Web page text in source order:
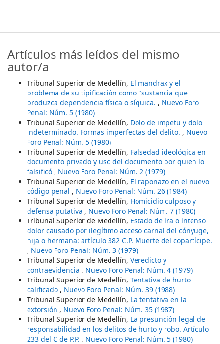
Artículos más leídos del mismo
autor/a
Tribunal Superior de Medellín, El mandrax y el
problema de su tipificación como "sustancia que
produzca dependencia física o síquica. , Nuevo Foro
Penal: Núm. 5 (1980)
Tribunal Superior de Medellín, Dolo de impetu y dolo
indeterminado. Formas imperfectas del delito. , Nuevo
Foro Penal: Núm. 5 (1980)
Tribunal Superior de Medellín, Falsedad ideológica en
documento privado y uso del documento por quien lo
falsificó , Nuevo Foro Penal: Núm. 2 (1979)
Tribunal Superior de Medellín, El raponazo en el nuevo
código penal , Nuevo Foro Penal: Núm. 26 (1984)
Tribunal Superior de Medellín, Homicidio culposo y
defensa putativa , Nuevo Foro Penal: Núm. 7 (1980)
Tribunal Superior de Medellín, Estado de ira o intenso
dolor causado por ilegítimo acceso carnal del cónyuge,
hija o hermana: artículo 382 C.P. Muerte del copartícipe.
, Nuevo Foro Penal: Núm. 3 (1979)
Tribunal Superior de Medellín, Veredicto y
contraevidencia , Nuevo Foro Penal: Núm. 4 (1979)
Tribunal Superior de Medellín, Tentativa de hurto
calificado , Nuevo Foro Penal: Núm. 39 (1988)
Tribunal Superior de Medellín, La tentativa en la
extorsión , Nuevo Foro Penal: Núm. 35 (1987)
Tribunal Superior de Medellín, La presunción legal de
responsabilidad en los delitos de hurto y robo. Artículo
233 del C de P.P. , Nuevo Foro Penal: Núm. 5 (1980)